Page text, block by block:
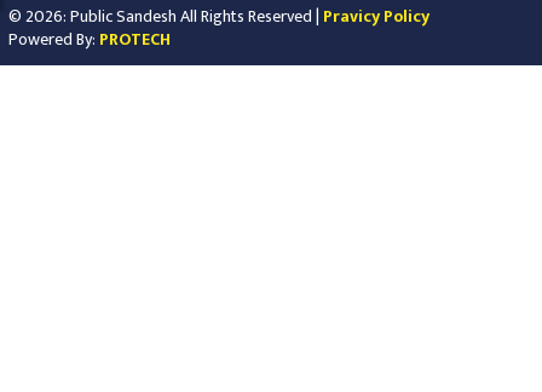
© 2026: Public Sandesh All Rights Reserved | Pravicy Policy
Powered By: PROTECH